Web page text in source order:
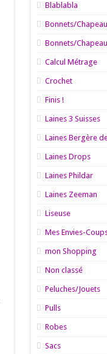
Blablabla
Bonnets/
Bonnets/
Calcul Métrage
Crochet
Finis !
Laines 3 Suisses
Laines Bergère
Laines Drops
Laines Phildar
Laines Zeeman
Liseuse
Mes Envies-
mon Shopping
Non classé
Peluches/Jouets
Pulls
Robes
Sacs